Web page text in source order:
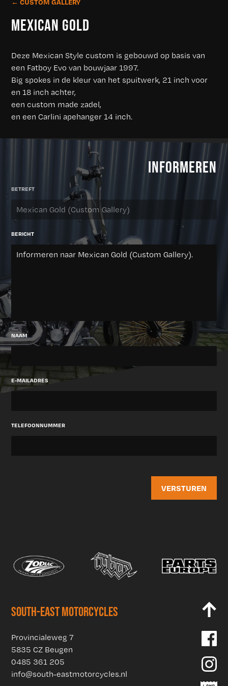
← CUSTOM GALLERY
MEXICAN GOLD
Deze Mexican Style custom is gebouwd op basis van
een Fatboy Evo van bouwjaar 1997.
Big spokes in de kleur van het spuitwerk, 21 inch voor
en 18 inch achter,
een custom made zadel,
en een Carlini apehanger 14 inch.
INFORMEREN
BETREFT
BERICHT
NAAM
E-MAILADRES
TELEFOONNUMMER
SOUTH-EAST MOTORCYCLES
Provincialeweg 7
5835 CZ Beugen
0485 361 205
info@south-eastmotorcycles.nl